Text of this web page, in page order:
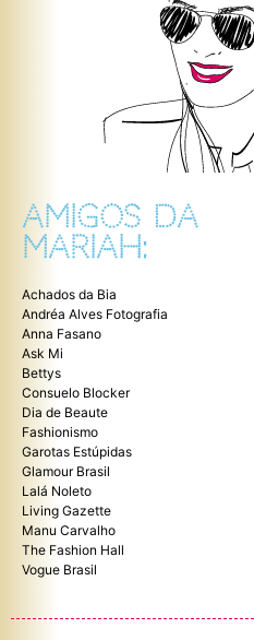
AMIGOS DA
MARIAH:
Achados da Bia
Andréa Alves Fotografia
Anna Fasano
Ask Mi
Bettys
Consuelo Blocker
Dia de Beaute
Fashionismo
Garotas Estúpidas
Glamour Brasil
Lalá Noleto
Living Gazette
Manu Carvalho
The Fashion Hall
Vogue Brasil